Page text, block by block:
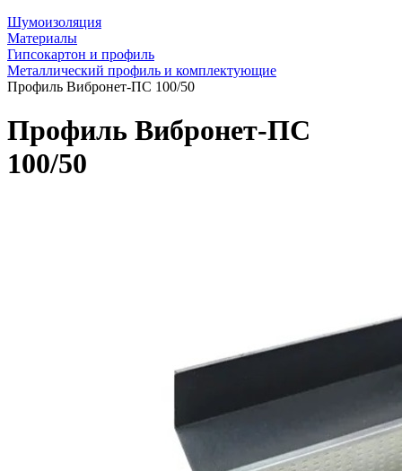
Шумоизоляция
Материалы
Гипсокартон и профиль
Металлический профиль и комплектующие
Профиль Вибронет-ПС 100/50
Профиль Вибронет-ПС
100/50